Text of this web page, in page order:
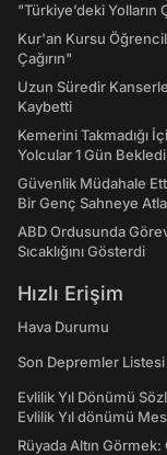
"Türkiye’deki Yolların
Kur'an Kursu
Çağırın"
Uzun Süredir
Kaybetti
Kemerini Takmadığı
Yolcular 1 Gün Bekledi
Güvenlik Müdahale
Bir Genç Sahneye
ABD Ordusunda
Sıcaklığını Gösterdi
Hızlı Erişim
Hava Durumu
Son Depremler Listesi
Evlilik Yıl Dönümü
Evlilik Yıl dönümü
Rüyada Altın